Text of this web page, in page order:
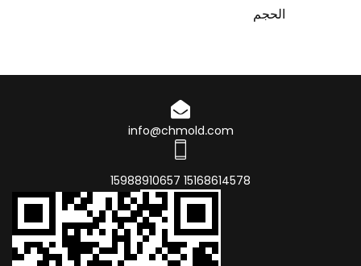
الحجم
info@chmold.com
15168614578 15988910657